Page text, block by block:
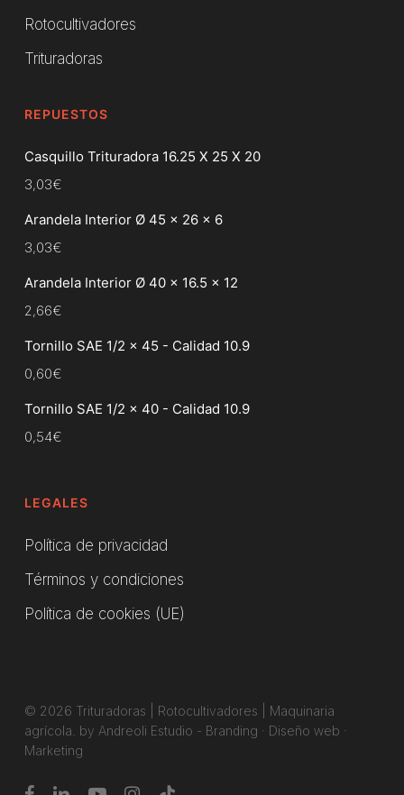
Rotocultivadores
Trituradoras
REPUESTOS
Casquillo Trituradora 16.25 X 25 X 20
3,03€
Arandela Interior Ø 45 x 26 x 6
3,03€
Arandela Interior Ø 40 x 16.5 x 12
2,66€
Tornillo SAE 1/2 x 45 - Calidad 10.9
0,60€
Tornillo SAE 1/2 x 40 - Calidad 10.9
0,54€
LEGALES
Política de privacidad
Términos y condiciones
Política de cookies (UE)
© 2026 Trituradoras | Rotocultivadores | Maquinaria
agrícola. by Andreoli Estudio - Branding · Diseño web ·
Marketing
facebooklinkedinyoutubeinstagram
tiktok